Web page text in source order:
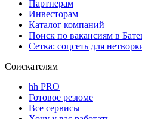
Партнерам
Инвесторам
Каталог компаний
Поиск по вакансиям в
Сетка: соцсеть для
Соискателям
hh PRO
Готовое резюме
Все сервисы